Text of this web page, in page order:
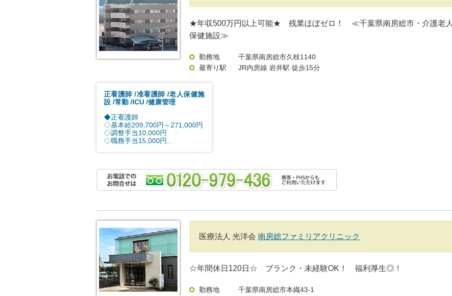
★年収500万円以上可能★ 残業ほぼゼロ！ ≪千葉県南房総市・介護老人
保健施設≫
勤務地
千葉県南房総市久枝1140
最寄り駅
JR内房線 岩井駅 徒歩15分
正看護師 准看護師 老人保健施
設 常勤 ICU 健康管理
◆正看護師
◇基本給209,700円～271,000円
◇調整手当10,000円
◇職務手当15,000円...
医療法人 光洋会 南房総ファミリアクリニック
☆年間休日120日☆ ブランク・未経験OK！ 福利厚生◎！
勤務地
千葉県南房総市本織43-1